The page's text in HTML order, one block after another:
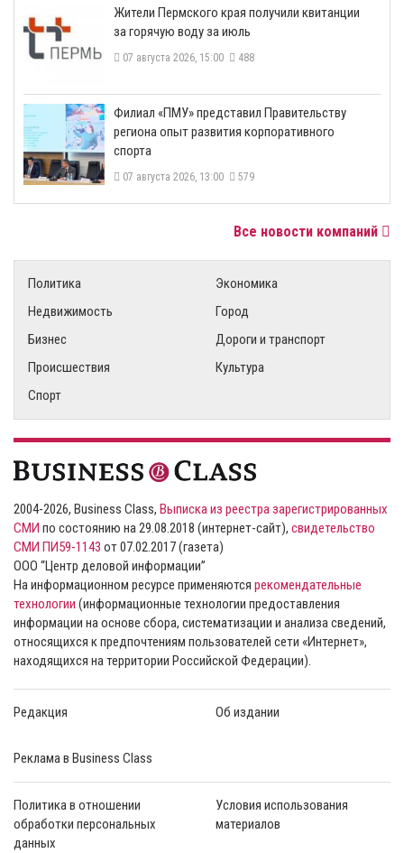
​Жители Пермского края получили квитанции
за горячую воду за июль
07 августа 2026, 15:00 488
​Филиал «ПМУ» представил Правительству
региона опыт развития корпоративного
спорта
07 августа 2026, 13:00 579
Все новости компаний
Политика
Экономика
Недвижимость
Город
Бизнес
Дороги и транспорт
Происшествия
Культура
Спорт
2004-2026, Business Class, Выписка из реестра зарегистрированных
СМИ по состоянию на 29.08.2018 (интернет-сайт), свидетельство
СМИ ПИ59-1143 от 07.02.2017 (газета)
ООО “Центр деловой информации”
На информационном ресурсе применяются рекомендательные
технологии (информационные технологии предоставления
информации на основе сбора, систематизации и анализа сведений,
относящихся к предпочтениям пользователей сети «Интернет»,
находящихся на территории Российской Федерации).
Редакция Об издании
Реклама в Business Class
Политика в отношении
обработки персональных
данных
Условия использования
материалов